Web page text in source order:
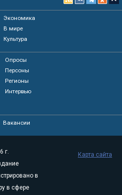
Экономика
В мире
Культура
Опросы
Персоны
Регионы
Интервью
Вакансии
г.
в
в сфере
Карта сайта